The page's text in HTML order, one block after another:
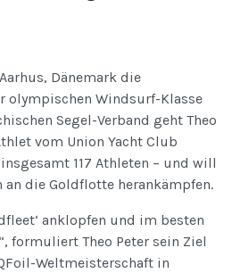
Dänemark die
olympischen Windsurf-Klasse
Segel-Verband geht Theo
vom Union Yacht Club
117 Athleten – und will
die Goldflotte herankämpfen.
anklopfen und im besten
formuliert Theo Peter sein Ziel
Weltmeisterschaft in